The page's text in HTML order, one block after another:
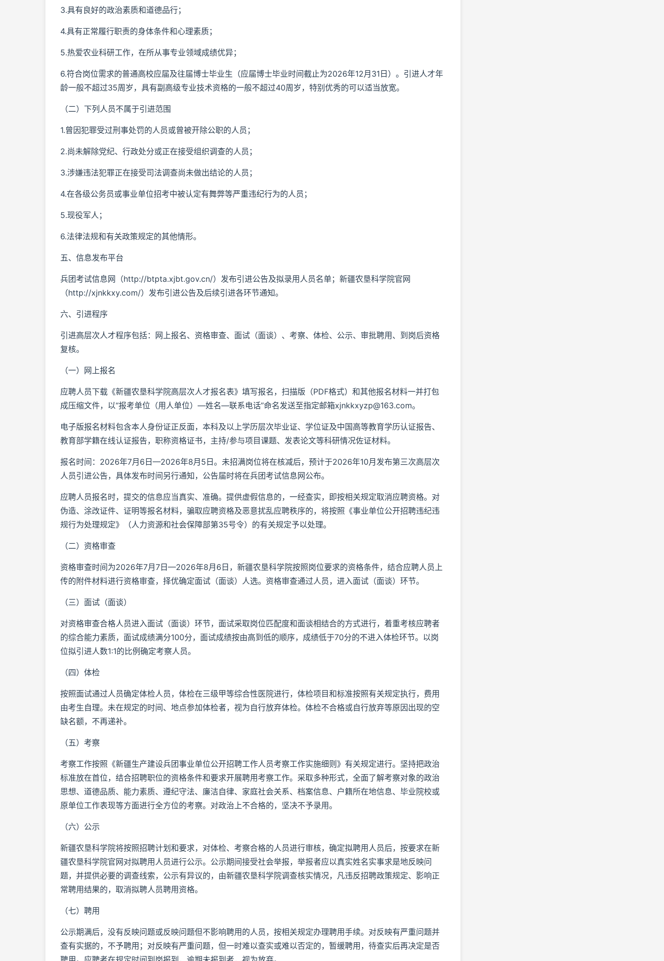
3.具有良好的政治素质和道德品行；
4.具有正常履行职责的身体条件和心理素质；
5.热爱农业科研工作，在所从事专业领域成绩优异；
6.符合岗位需求的普通高校应届及往届博士毕业生（应届博士毕业时间截止为2026年12月31日）。引进人才年
龄一般不超过35周岁，具有副高级专业技术资格的一般不超过40周岁，特别优秀的可以适当放宽。
（二）下列人员不属于引进范围
1.曾因犯罪受过刑事处罚的人员或曾被开除公职的人员；
2.尚未解除党纪、行政处分或正在接受组织调查的人员；
3.涉嫌违法犯罪正在接受司法调查尚未做出结论的人员；
4.在各级公务员或事业单位招考中被认定有舞弊等严重违纪行为的人员；
5.现役军人；
6.法律法规和有关政策规定的其他情形。
五、信息发布平台
兵团考试信息网（http://btpta.xjbt.gov.cn/）发布引进公告及拟录用人员名单；新疆农垦科学院官网
（http://xjnkkxy.com/）发布引进公告及后续引进各环节通知。
六、引进程序
引进高层次人才程序包括：网上报名、资格审查、面试（面谈）、考察、体检、公示、审批聘用、到岗后资格
复核。
（一）网上报名
应聘人员下载《新疆农垦科学院高层次人才报名表》填写报名，扫描版（PDF格式）和其他报名材料一并打包
成压缩文件，以“报考单位（用人单位）—姓名—联系电话”命名发送至指定邮箱xjnkkxyzp@163.com。
电子版报名材料包含本人身份证正反面，本科及以上学历层次毕业证、学位证及中国高等教育学历认证报告、
教育部学籍在线认证报告，职称资格证书，主持/参与项目课题、发表论文等科研情况佐证材料。
报名时间：2026年7月6日—2026年8月5日。未招满岗位将在核减后，预计于2026年10月发布第三次高层次
人员引进公告，具体发布时间另行通知，公告届时将在兵团考试信息网公布。
应聘人员报名时，提交的信息应当真实、准确。提供虚假信息的，一经查实，即按相关规定取消应聘资格。对
伪造、涂改证件、证明等报名材料，骗取应聘资格及恶意扰乱应聘秩序的，将按照《事业单位公开招聘违纪违
规行为处理规定》（人力资源和社会保障部第35号令）的有关规定予以处理。
（二）资格审查
资格审查时间为2026年7月7日—2026年8月6日，新疆农垦科学院按照岗位要求的资格条件，结合应聘人员上
传的附件材料进行资格审查，择优确定面试（面谈）人选。资格审查通过人员，进入面试（面谈）环节。
（三）面试（面谈）
对资格审查合格人员进入面试（面谈）环节，面试采取岗位匹配度和面谈相结合的方式进行，着重考核应聘者
的综合能力素质，面试成绩满分100分，面试成绩按由高到低的顺序，成绩低于70分的不进入体检环节。以岗
位拟引进人数1:1的比例确定考察人员。
（四）体检
按照面试通过人员确定体检人员，体检在三级甲等综合性医院进行，体检项目和标准按照有关规定执行，费用
由考生自理。未在规定的时间、地点参加体检者，视为自行放弃体检。体检不合格或自行放弃等原因出现的空
缺名额，不再递补。
（五）考察
考察工作按照《新疆生产建设兵团事业单位公开招聘工作人员考察工作实施细则》有关规定进行。坚持把政治
标准放在首位，结合招聘职位的资格条件和要求开展聘用考察工作。采取多种形式，全面了解考察对象的政治
思想、道德品质、能力素质、遵纪守法、廉洁自律、家庭社会关系、档案信息、户籍所在地信息、毕业院校或
原单位工作表现等方面进行全方位的考察。对政治上不合格的，坚决不予录用。
（六）公示
新疆农垦科学院将按照招聘计划和要求，对体检、考察合格的人员进行审核，确定拟聘用人员后，按要求在新
疆农垦科学院官网对拟聘用人员进行公示。公示期间接受社会举报，举报者应以真实姓名实事求是地反映问
题，并提供必要的调查线索，公示有异议的，由新疆农垦科学院调查核实情况，凡违反招聘政策规定、影响正
常聘用结果的，取消拟聘人员聘用资格。
（七）聘用
公示期满后，没有反映问题或反映问题但不影响聘用的人员，按相关规定办理聘用手续。对反映有严重问题并
查有实据的，不予聘用；对反映有严重问题，但一时难以查实或难以否定的，暂缓聘用，待查实后再决定是否